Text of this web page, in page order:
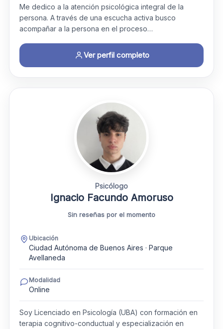
Me dedico a la atención psicológica integral de la
persona. A través de una escucha activa busco
acompañar a la persona en el proceso…
Ver perfil completo
Psicólogo
Ignacio Facundo Amoruso
Sin reseñas por el momento
Ubicación
Ciudad Autónoma de Buenos Aires · Parque
Avellaneda
Modalidad
Online
Soy Licenciado en Psicología (UBA) con formación en
terapia cognitivo-conductual y especialización en